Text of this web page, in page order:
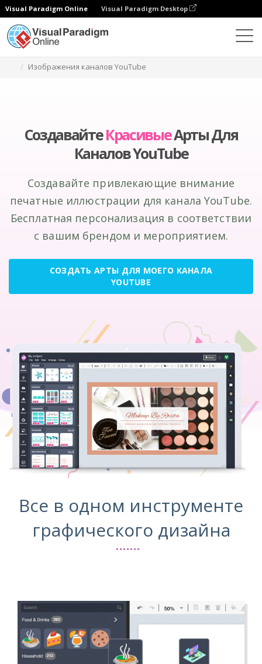
Visual Paradigm Online Visual Paradigm Desktop
Изображения каналов YouTube
СоздавайтеКрасивыеАрты Для
Каналов YouTube
Создавайте привлекающие внимание
печатные иллюстрации для канала YouTube.
Бесплатная персонализация в соответствии
с вашим брендом и мероприятием.
СОЗДАТЬ АРТЫ ДЛЯ МОЕГО КАНАЛА
YOUTUBE
Все в одном инструменте
графического дизайна